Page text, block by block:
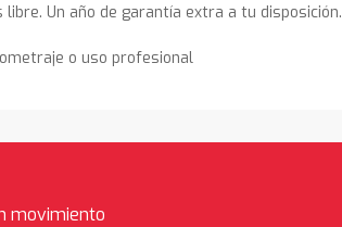
Un año de garantía extra a tu disposición.
o uso profesional
movimiento